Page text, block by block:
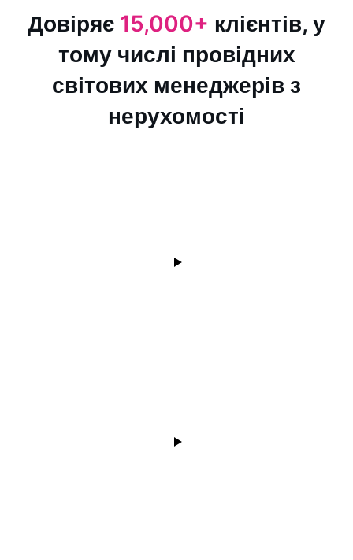
Довіряє 15,000+ клієнтів, у
тому числі провідних
світових менеджерів з
нерухомості